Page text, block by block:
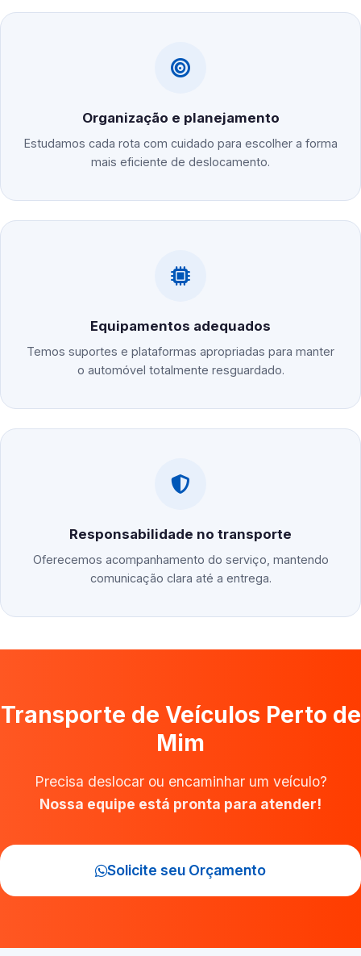
Organização e planejamento
Estudamos cada rota com cuidado para escolher a forma
mais eficiente de deslocamento.
Equipamentos adequados
Temos suportes e plataformas apropriadas para manter
o automóvel totalmente resguardado.
Responsabilidade no transporte
Oferecemos acompanhamento do serviço, mantendo
comunicação clara até a entrega.
Transporte de Veículos Perto de
Mim
Precisa deslocar ou encaminhar um veículo?
Nossa equipe está pronta para atender!
Solicite seu Orçamento